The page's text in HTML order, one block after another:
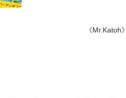
《Mr.Katoh》